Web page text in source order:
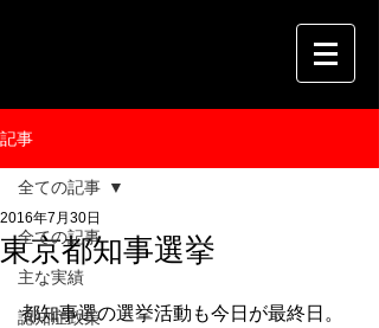
記事
全ての記事
主な実績
認知症政策
全ての記事
東京都知事選挙
2016年7月30日
都知事選の選挙活動も今日が最終日。